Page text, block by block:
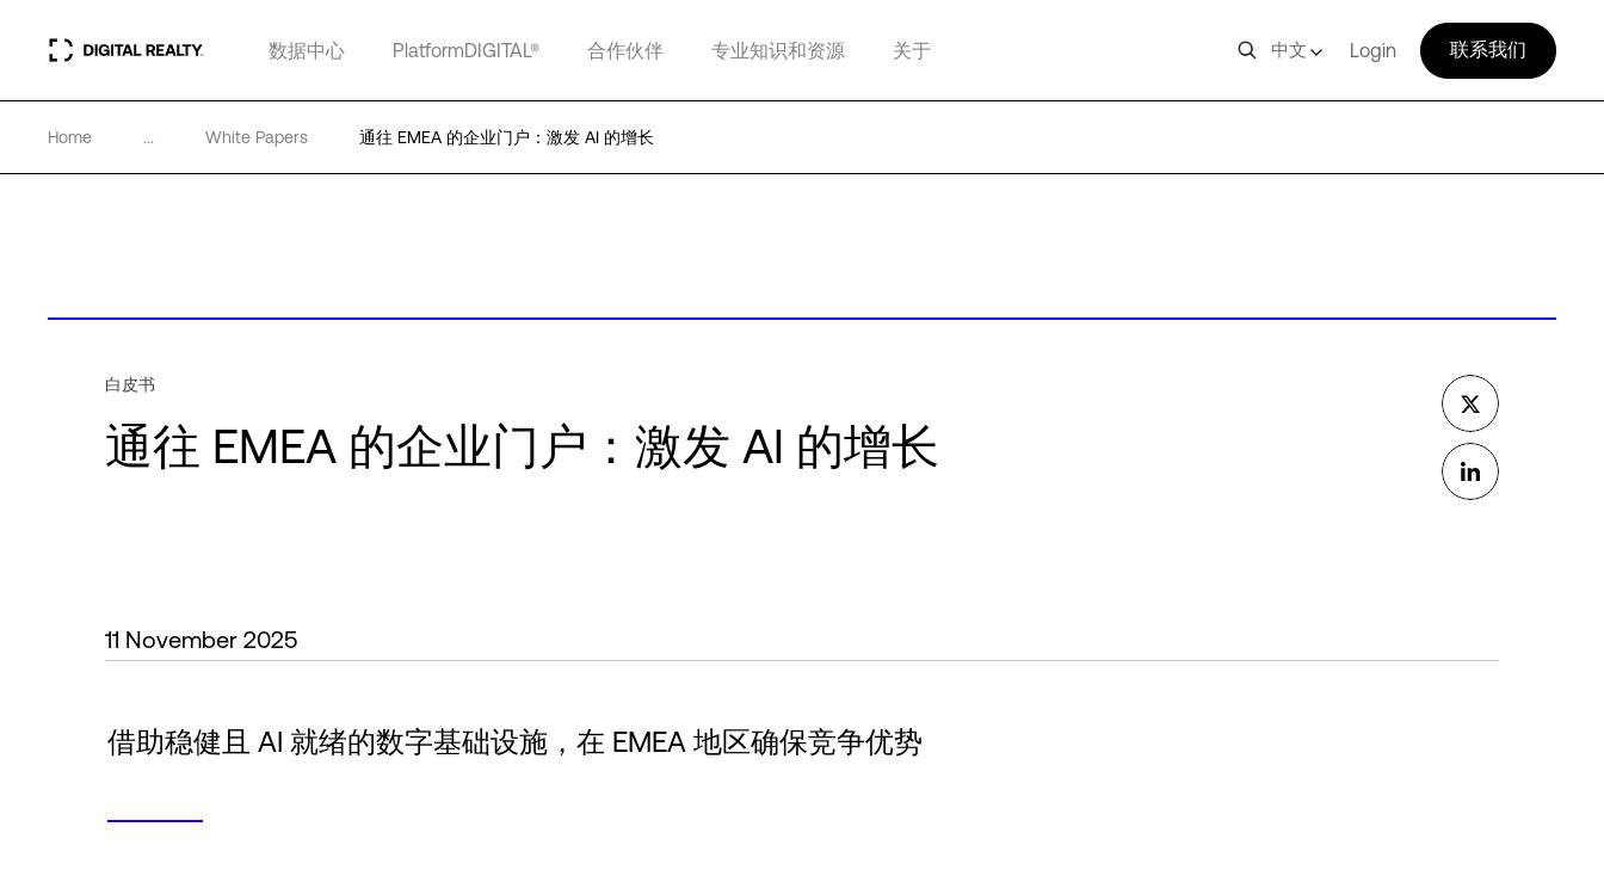
数据中心 PlatformDIGITAL® 合作伙伴 专业知识和资源 关于 中文 Login 联系我们
Home ... White Papers 通往 EMEA 的企业门户：激发 AI 的增长
白皮书
通往 EMEA 的企业门户：激发 AI 的增长
11 November 2025
借助稳健且 AI 就绪的数字基础设施，在 EMEA 地区确保竞争优势